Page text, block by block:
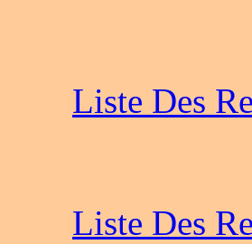
Liste Des
Liste Des